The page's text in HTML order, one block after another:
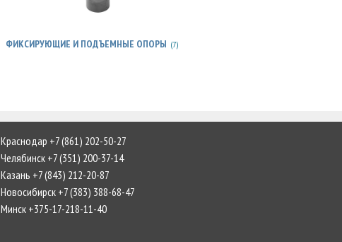
ФИКСИРУЮЩИЕ И ПОДЪЕМНЫЕ ОПОРЫ (7)
Краснодар +7 (861) 202-50-27
Челябинск +7 (351) 200-37-14
Казань +7 (843) 212-20-87
Новосибирск +7 (383) 388-68-47
Минск +375-17-218-11-40